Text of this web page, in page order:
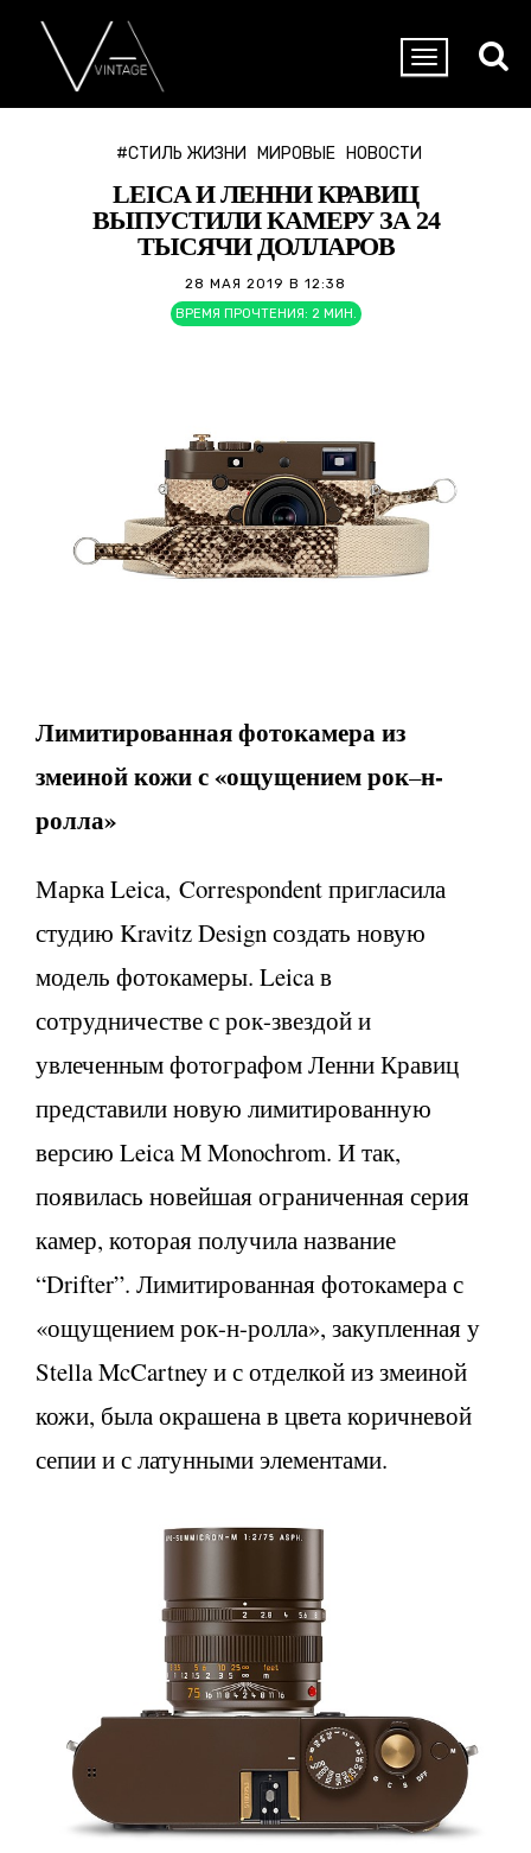
#СТИЛЬ ЖИЗНИ МИРОВЫЕ НОВОСТИ
LEICA И ЛЕННИ КРАВИЦ
ВЫПУСТИЛИ КАМЕРУ ЗА 24
ТЫСЯЧИ ДОЛЛАРОВ
28 МАЯ 2019 В 12:38
ВРЕМЯ ПРОЧТЕНИЯ: 2 МИН.
Лимитированная фотокамера из
змеиной кожи с «ощущением рок–н-
ролла»
Марка Leica, Correspondent пригласила
студию Kravitz Design создать новую
модель фотокамеры. Leica в
сотрудничестве с рок-звездой и
увлеченным фотографом Ленни Кравиц
представили новую лимитированную
версию Leica M Monochrom. И так,
появилась новейшая ограниченная серия
камер, которая получила название
“Drifter”. Лимитированная фотокамера с
«ощущением рок-н-ролла», закупленная у
Stella McCartney и с отделкой из змеиной
кожи, была окрашена в цвета коричневой
сепии и с латунными элементами.